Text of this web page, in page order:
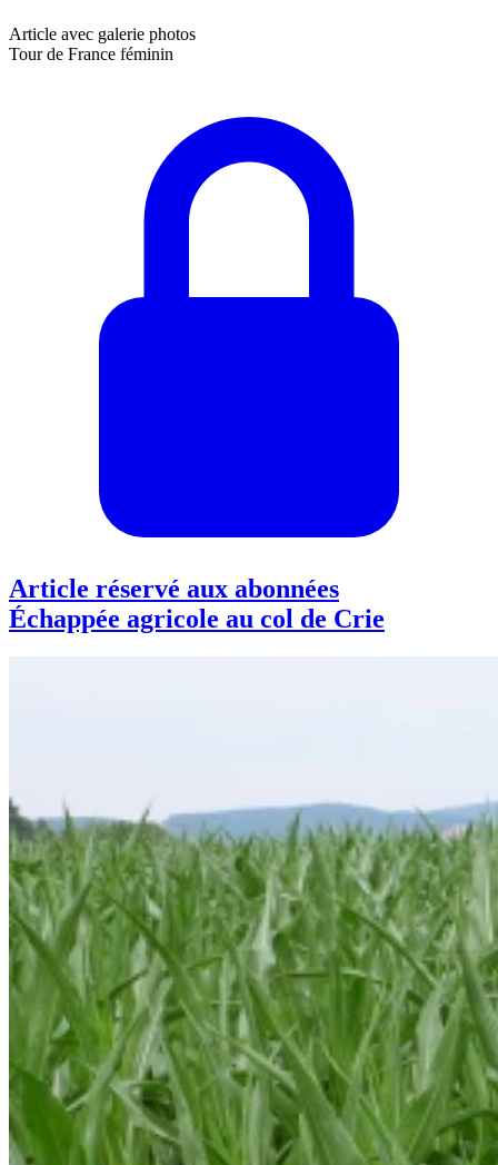
Article avec galerie photos
Tour de France féminin
Article réservé aux abonnées
Échappée agricole au col de Crie